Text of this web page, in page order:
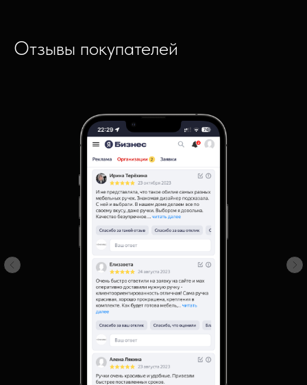
Отзывы покупателей